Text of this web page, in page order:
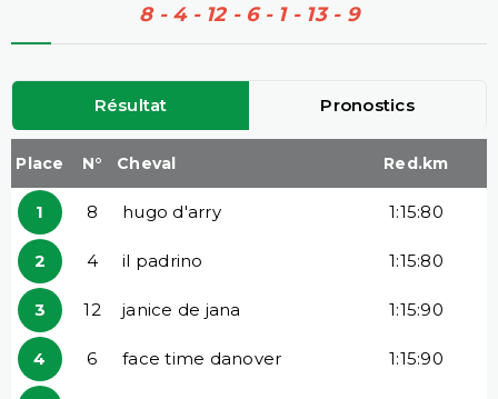
8 - 4 - 12 - 6 - 1 - 13 - 9
Résultat Pronostics
Place N° Cheval Red.km
1 8 hugo d'arry 1:15:80
2 4 il padrino 1:15:80
3 12 janice de jana 1:15:90
4 6 face time danover 1:15:90